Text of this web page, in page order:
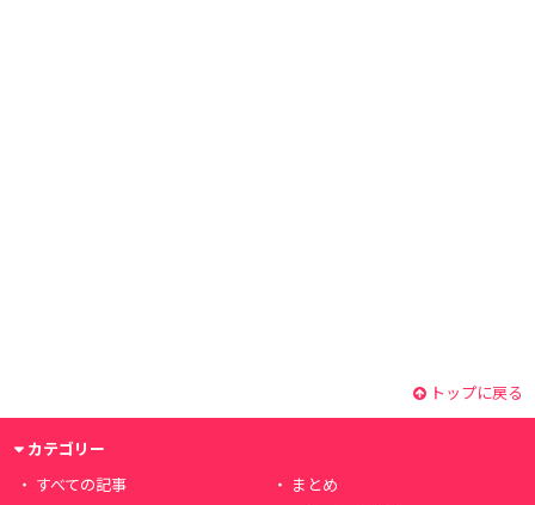
トップに戻る
カテゴリー
すべての記事
まとめ